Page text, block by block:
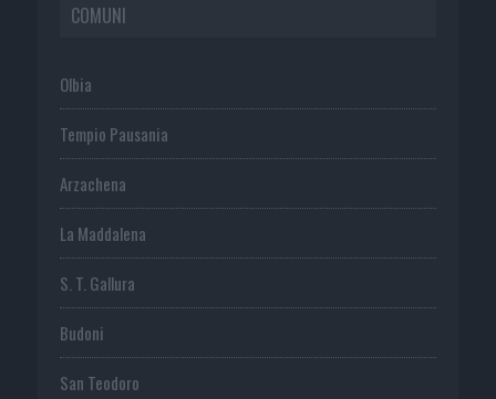
COMUNI
Olbia
Tempio Pausania
Arzachena
La Maddalena
S. T. Gallura
Budoni
San Teodoro